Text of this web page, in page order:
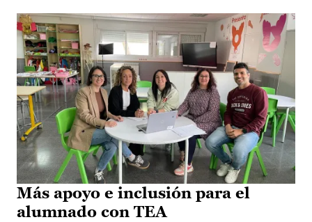
Más apoyo e inclusión para el
alumnado con TEA